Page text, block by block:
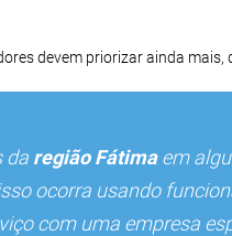
devem priorizar ainda mais,
da região Fátimaem
ocorra usando
com uma empresa